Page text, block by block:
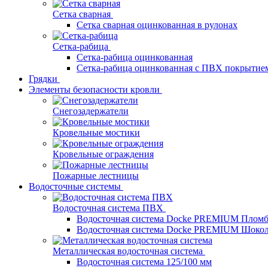
Сетка сварная
Сетка сварная оцинкованная в рулонах
Сетка-рабица
Сетка-рабица оцинкованная
Сетка-рабица оцинкованная с ПВХ
Грядки
Элементы безопасности кровли
Снегозадержатели
Кровельные мостики
Кровельные ограждения
Пожарные лестницы
Водосточные системы
Водосточная система ПВХ
Водосточная система Docke PREMIUM
Водосточная система Docke PREMIUM
Металлическая водосточная система
Водосточная система 125/100 мм